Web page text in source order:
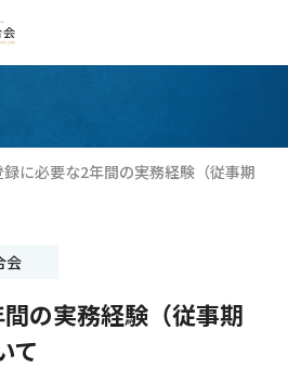
録に必要な2年間の実務経験（従事期
会
の実務経験（従事期
て